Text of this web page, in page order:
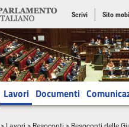
Scrivi Sito
Lavori Documenti